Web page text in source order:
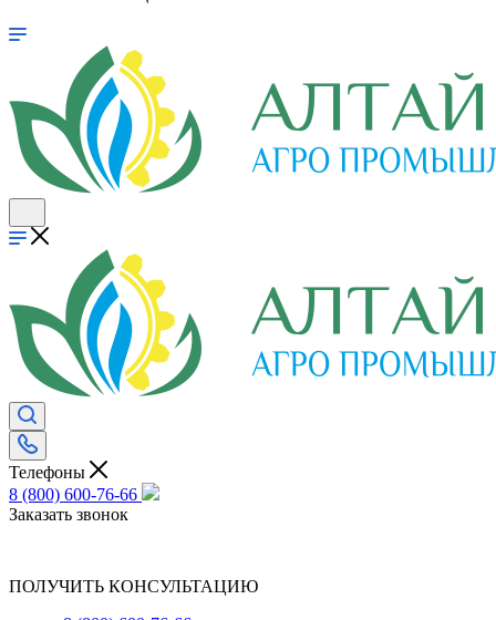
Телефоны
8 (800) 600-76-66
Заказать звонок
ПОЛУЧИТЬ КОНСУЛЬТАЦИЮ